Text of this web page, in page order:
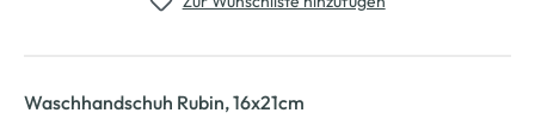
Waschhandschuh Rubin, 16x21cm